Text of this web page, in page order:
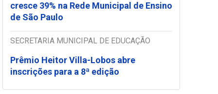
cresce 39% na Rede Municipal de Ensino
de São Paulo
SECRETARIA MUNICIPAL DE EDUCAÇÃO
Prêmio Heitor Villa-Lobos abre
inscrições para a 8ª edição